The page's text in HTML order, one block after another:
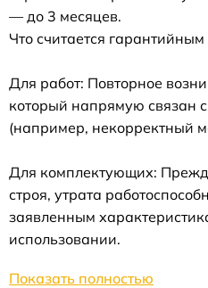
— до 3 месяцев.
Что считается
Для работ: Повторное
который напрямую связан
(например, некорректный
Для комплектующих:
строя, утрата
заявленным
использовании.
Показать полностью